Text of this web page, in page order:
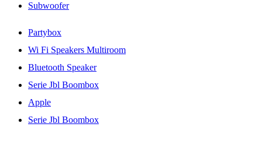
Subwoofer
Partybox
Wi Fi Speakers Multiroom
Bluetooth Speaker
Serie Jbl Boombox
Apple
Serie Jbl Boombox